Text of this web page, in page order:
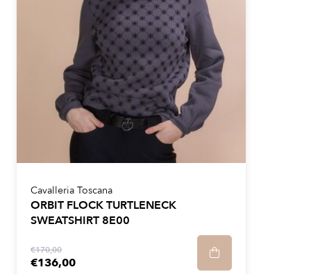
Cavalleria Toscana
ORBIT FLOCK TURTLENECK
SWEATSHIRT 8E00
€170,00
€136,00